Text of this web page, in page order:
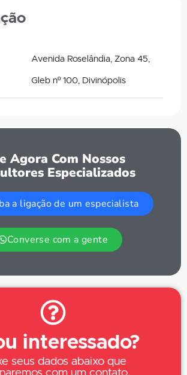
Avenida Roselândia, Zona 45,
Gleb nº 100, Divinópolis
Agora Com Nossos
Especializados
a ligação de um especialista
Converse com a gente
interessado?
seus dados abaixo que